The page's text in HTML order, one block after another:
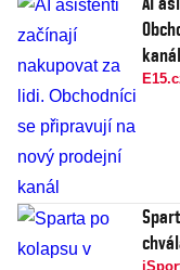
kanál